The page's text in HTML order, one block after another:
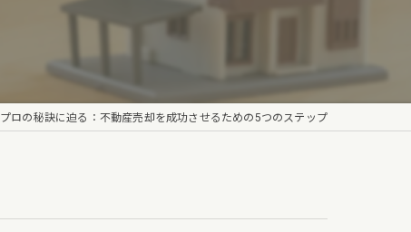
プロの秘訣に迫る：不動産売却を成功させるための5つのステップ